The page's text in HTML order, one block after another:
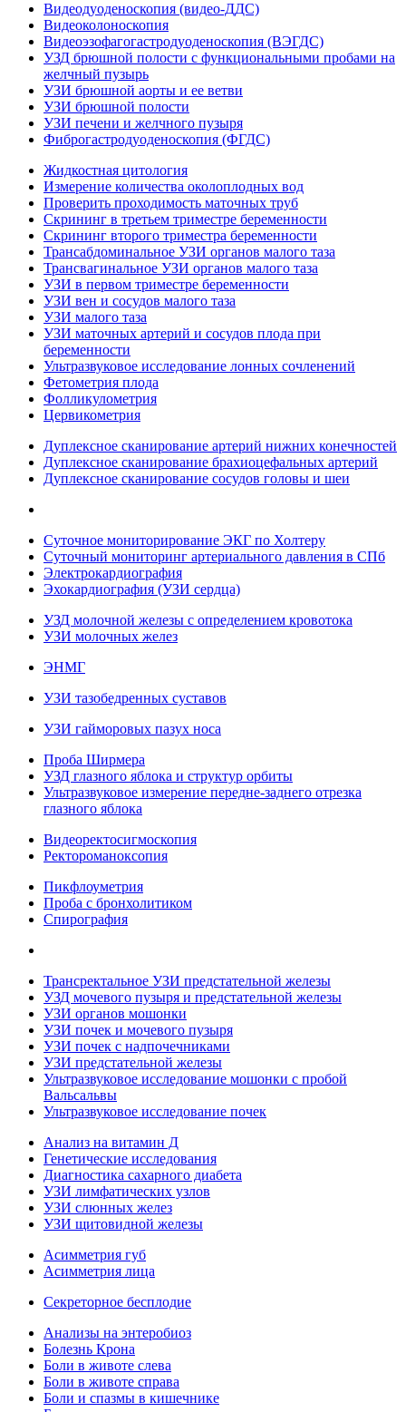
Видеодуоденоскопия (видео-ДДС)
Видеоколоноскопия
Видеоэзофагогастродуоденоскопия (ВЭГДС)
УЗД брюшной полости с функциональными пробами на
желчный пузырь
УЗИ брюшной аорты и ее ветви
УЗИ брюшной полости
УЗИ печени и желчного пузыря
Фиброгастродуоденоскопия (ФГДС)
Жидкостная цитология
Измерение количества околоплодных вод
Проверить проходимость маточных труб
Скрининг в третьем триместре беременности
Скрининг второго триместра беременности
Трансабдоминальное УЗИ органов малого таза
Трансвагинальное УЗИ органов малого таза
УЗИ в первом триместре беременности
УЗИ вен и сосудов малого таза
УЗИ малого таза
УЗИ маточных артерий и сосудов плода при
беременности
Ультразвуковое исследование лонных сочленений
Фетометрия плода
Фолликулометрия
Цервикометрия
Дуплексное сканирование артерий нижних конечностей
Дуплексное сканирование брахиоцефальных артерий
Дуплексное сканирование сосудов головы и шеи
Суточное мониторирование ЭКГ по Холтеру
Суточный мониторинг артериального давления в СПб
Электрокардиография
Эхокардиография (УЗИ сердца)
УЗД молочной железы с определением кровотока
УЗИ молочных желез
ЭНМГ
УЗИ тазобедренных суставов
УЗИ гайморовых пазух носа
Проба Ширмера
УЗД глазного яблока и структур орбиты
Ультразвуковое измерение передне-заднего отрезка
глазного яблока
Видеоректосигмоскопия
Ректороманоксопия
Пикфлоуметрия
Проба с бронхолитиком
Спирография
Трансректальное УЗИ предстательной железы
УЗД мочевого пузыря и предстательной железы
УЗИ органов мошонки
УЗИ почек и мочевого пузыря
УЗИ почек с надпочечниками
УЗИ предстательной железы
Ультразвуковое исследование мошонки с пробой
Вальсальвы
Ультразвуковое исследование почек
Анализ на витамин Д
Генетические исследования
Диагностика сахарного диабета
УЗИ лимфатических узлов
УЗИ слюнных желез
УЗИ щитовидной железы
Асимметрия губ
Асимметрия лица
Секреторное бесплодие
Анализы на энтеробиоз
Болезнь Крона
Боли в животе слева
Боли в животе справа
Боли и спазмы в кишечнике